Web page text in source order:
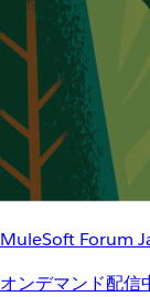
MuleSoft Forum
オンデマンド配信